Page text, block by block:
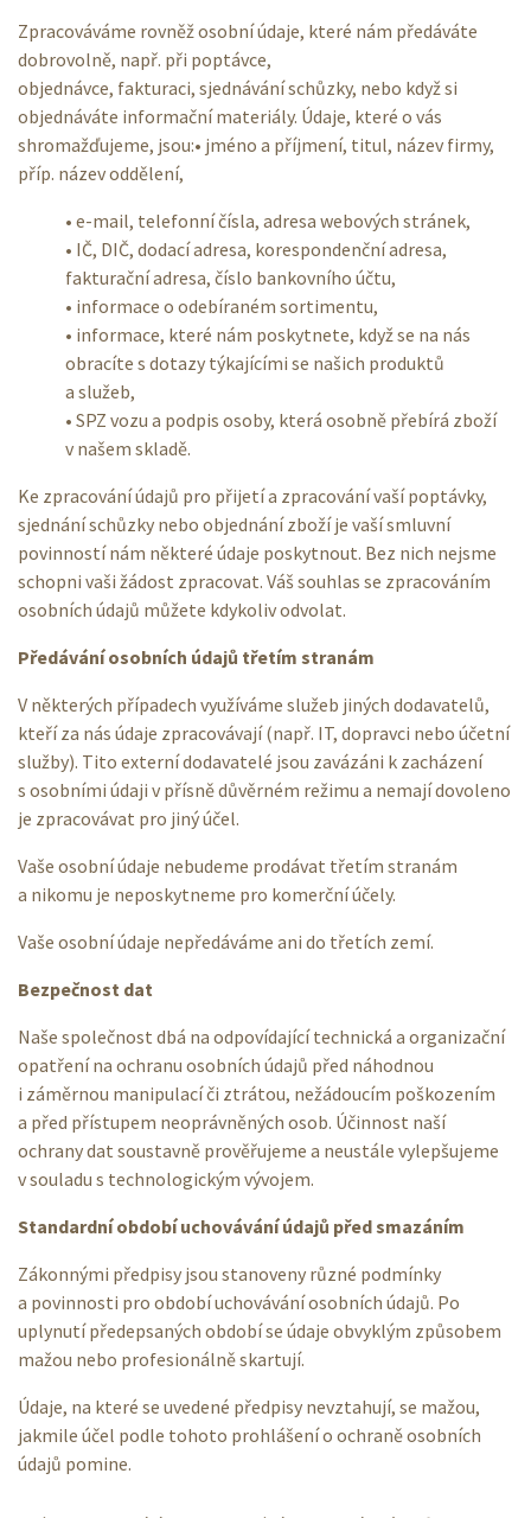
Zpracováváme rovněž osobní údaje, které nám předáváte
dobrovolně, např. při poptávce,
objednávce, fakturaci, sjednávání schůzky, nebo když si
objednáváte informační materiály. Údaje, které o vás
shromažďujeme, jsou:• jméno a příjmení, titul, název firmy,
příp. název oddělení,
• e-mail, telefonní čísla, adresa webových stránek,
• IČ, DIČ, dodací adresa, korespondenční adresa,
fakturační adresa, číslo bankovního účtu,
• informace o odebíraném sortimentu,
• informace, které nám poskytnete, když se na nás
obracíte s dotazy týkajícími se našich produktů
a služeb,
• SPZ vozu a podpis osoby, která osobně přebírá zboží
v našem skladě.
Ke zpracování údajů pro přijetí a zpracování vaší poptávky,
sjednání schůzky nebo objednání zboží je vaší smluvní
povinností nám některé údaje poskytnout. Bez nich nejsme
schopni vaši žádost zpracovat. Váš souhlas se zpracováním
osobních údajů můžete kdykoliv odvolat.
Předávání osobních údajů třetím stranám
V některých případech využíváme služeb jiných dodavatelů,
kteří za nás údaje zpracovávají (např. IT, dopravci nebo účetní
služby). Tito externí dodavatelé jsou zavázáni k zacházení
s osobními údaji v přísně důvěrném režimu a nemají dovoleno
je zpracovávat pro jiný účel.
Vaše osobní údaje nebudeme prodávat třetím stranám
a nikomu je neposkytneme pro komerční účely.
Vaše osobní údaje nepředáváme ani do třetích zemí.
Bezpečnost dat
Naše společnost dbá na odpovídající technická a organizační
opatření na ochranu osobních údajů před náhodnou
i záměrnou manipulací či ztrátou, nežádoucím poškozením
a před přístupem neoprávněných osob. Účinnost naší
ochrany dat soustavně prověřujeme a neustále vylepšujeme
v souladu s technologickým vývojem.
Standardní období uchovávání údajů před smazáním
Zákonnými předpisy jsou stanoveny různé podmínky
a povinnosti pro období uchovávání osobních údajů. Po
uplynutí předepsaných období se údaje obvyklým způsobem
mažou nebo profesionálně skartují.
Údaje, na které se uvedené předpisy nevztahují, se mažou,
jakmile účel podle tohoto prohlášení o ochraně osobních
údajů pomine.